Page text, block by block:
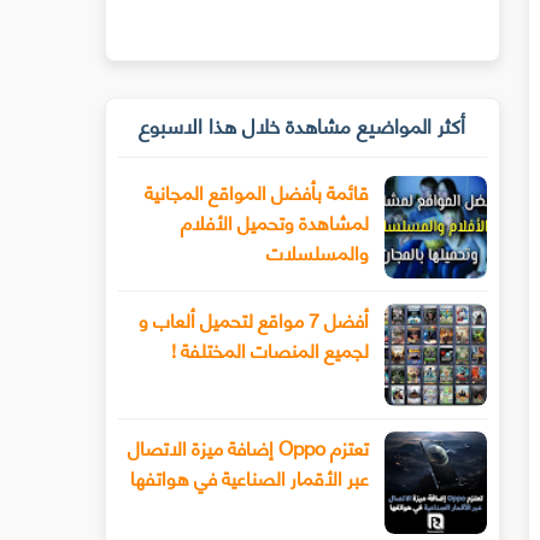
أكثر المواضيع مشاهدة خلال هذا الاسبوع
قائمة بأفضل المواقع المجانية
لمشاهدة وتحميل الأفلام
والمسلسلات
أفضل 7 مواقع لتحميل ألعاب و
لجميع المنصات المختلفة !
تعتزم Oppo إضافة ميزة الاتصال
عبر الأقمار الصناعية في هواتفها